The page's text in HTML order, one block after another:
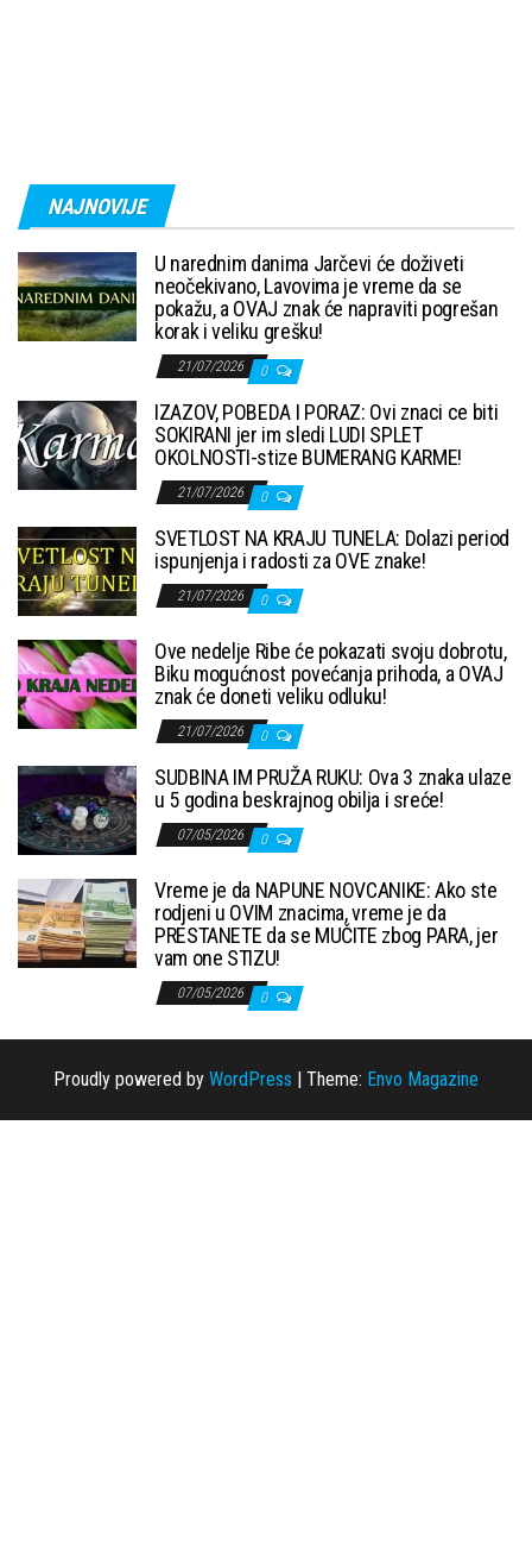
NAJNOVIJE
U narednim danima Jarčevi će doživeti
neočekivano, Lavovima je vreme da se
pokažu, a OVAJ znak će napraviti pogrešan
korak i veliku grešku!
21/07/2026 0
IZAZOV, POBEDA I PORAZ: Ovi znaci ce biti
SOKIRANI jer im sledi LUDI SPLET
OKOLNOSTI-stize BUMERANG KARME!
21/07/2026 0
SVETLOST NA KRAJU TUNELA: Dolazi period
ispunjenja i radosti za OVE znake!
21/07/2026 0
Ove nedelje Ribe će pokazati svoju dobrotu,
Biku mogućnost povećanja prihoda, a OVAJ
znak će doneti veliku odluku!
21/07/2026 0
SUDBINA IM PRUŽA RUKU: Ova 3 znaka ulaze
u 5 godina beskrajnog obilja i sreće!
07/05/2026 0
Vreme je da NAPUNE NOVCANIKE: Ako ste
rodjeni u OVIM znacima, vreme je da
PRESTANETE da se MUČITE zbog PARA, jer
vam one STIZU!
07/05/2026 0
Proudly powered by WordPress Theme: Envo Magazine